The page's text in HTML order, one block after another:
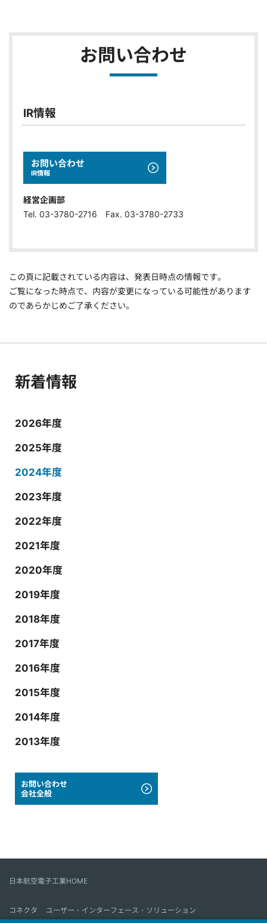
お問い合わせ
IR情報
お問い合わせ
IR情報
経営企画部
Tel. 03-3780-2716 Fax. 03-3780-2733
この頁に記載されている内容は、発表日時点の情報です。
ご覧になった時点で、内容が変更になっている可能性があります
のであらかじめご了承ください。
新着情報
2026年度
2025年度
2024年度
2023年度
2022年度
2021年度
2020年度
2019年度
2018年度
2017年度
2016年度
2015年度
2014年度
2013年度
お問い合わせ
会社全般
日本航空電子工業HOME
コネクタ
ユーザー・インターフェース・ソリューション